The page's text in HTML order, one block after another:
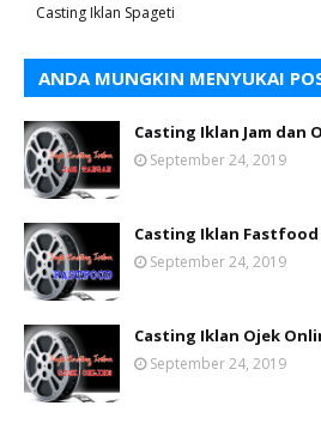
Casting Iklan Spageti
ANDA MUNGKIN MENYUKAI
Casting Iklan Jam dan
September 24, 2019
Casting Iklan Fastfood
September 24, 2019
Casting Iklan Ojek
September 24, 2019